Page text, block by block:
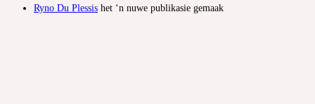
Ryno Du Plessis het ‘n nuwe publikasie gemaak